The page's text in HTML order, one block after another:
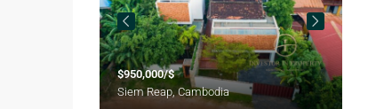
$950,000/$
Siem Reap, Cambodia